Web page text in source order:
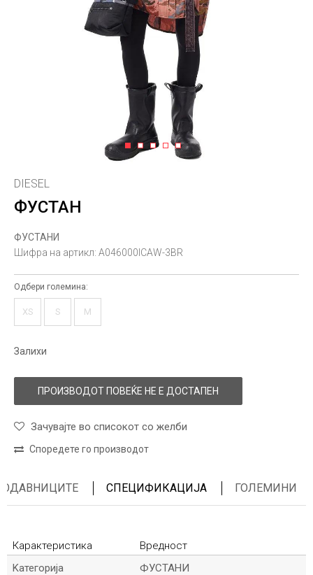
1 2 3 4 5
DIESEL
ФУСТАН
ФУСТАНИ
Шифра на артикл: A046000ICAW-3BR
Одбери големина:
XS S M
Залихи
ПРОИЗВОДОТ ПОВЕЌЕ НЕ Е ДОСТАПЕН
Зачувајте во списокот со желби
Споредете го производот
СПЕЦИФИКАЦИЈА ГОЛЕМИНИ
Карактеристика
Вредност
Kатегорија
ФУСТАНИ